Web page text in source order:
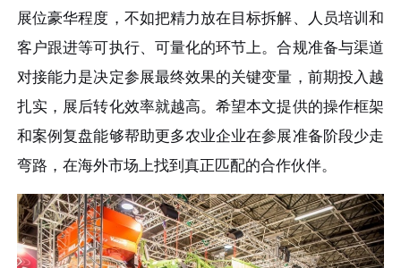
展位豪华程度，不如把精力放在目标拆解、人员培训和
客户跟进等可执行、可量化的环节上。合规准备与渠道
对接能力是决定参展最终效果的关键变量，前期投入越
扎实，展后转化效率就越高。希望本文提供的操作框架
和案例复盘能够帮助更多农业企业在参展准备阶段少走
弯路，在海外市场上找到真正匹配的合作伙伴。